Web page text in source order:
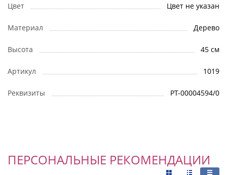
Цвет Цвет не указан
Материал Дерево
Высота 45 см
Артикул 1019
Реквизиты РТ-00004594/0
ПЕРСОНАЛЬНЫЕ РЕКОМЕНДАЦИИ